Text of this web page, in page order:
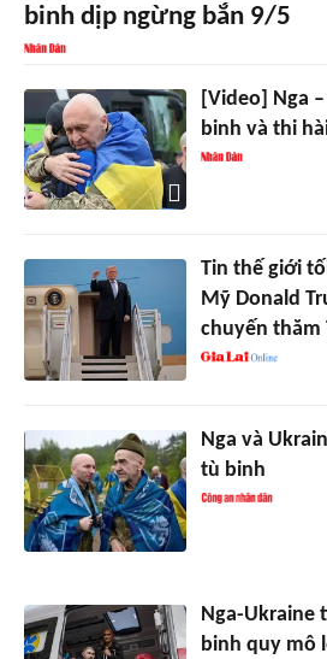
binh dịp ngừng bắn 9/5
[Video] Nga
binh và thi
Tin thế giới
Mỹ Donald
chuyến thăm
Nga và
tù binh
Nga-Ukraine
binh quy mô